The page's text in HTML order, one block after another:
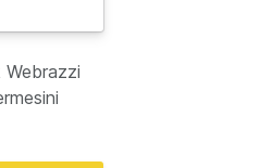
Webrazzi